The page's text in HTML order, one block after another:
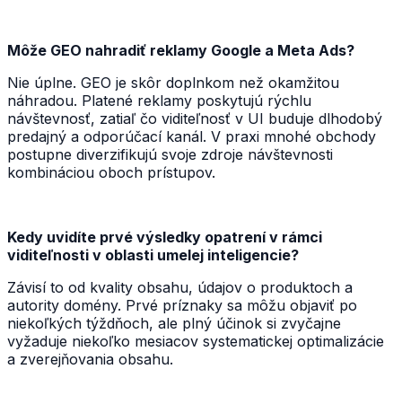
Môže GEO nahradiť reklamy Google a Meta Ads?
Nie úplne. GEO je skôr doplnkom než okamžitou
náhradou. Platené reklamy poskytujú rýchlu
návštevnosť, zatiaľ čo viditeľnosť v UI buduje dlhodobý
predajný a odporúčací kanál. V praxi mnohé obchody
postupne diverzifikujú svoje zdroje návštevnosti
kombináciou oboch prístupov.
Kedy uvidíte prvé výsledky opatrení v rámci
viditeľnosti v oblasti umelej inteligencie?
Závisí to od kvality obsahu, údajov o produktoch a
autority domény. Prvé príznaky sa môžu objaviť po
niekoľkých týždňoch, ale plný účinok si zvyčajne
vyžaduje niekoľko mesiacov systematickej optimalizácie
a zverejňovania obsahu.